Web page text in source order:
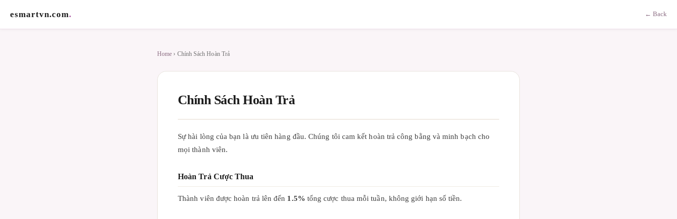
esmartvn.com. ← Back
Home › Chính Sách Hoàn Trả
Chính Sách Hoàn Trả
Sự hài lòng của bạn là ưu tiên hàng đầu. Chúng tôi cam kết hoàn trả công bằng và minh bạch cho
mọi thành viên.
Hoàn Trả Cược Thua
Thành viên được hoàn trả lên đến 1.5% tổng cược thua mỗi tuần, không giới hạn số tiền.